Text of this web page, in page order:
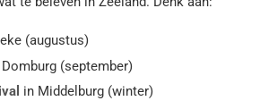
(augustus)
(september)
in Middelburg (winter)